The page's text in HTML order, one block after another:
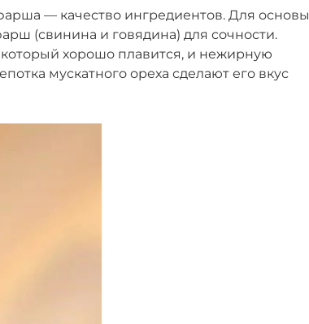
— качество ингредиентов. Для основы
(свинина и говядина) для сочности.
хорошо плавится, и нежирную
мускатного ореха сделают его вкус